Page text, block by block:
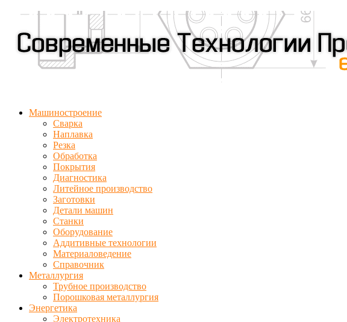
Машиностроение
Сварка
Наплавка
Резка
Обработка
Покрытия
Диагностика
Литейное производство
Заготовки
Детали машин
Станки
Оборудование
Аддитивные технологии
Материаловедение
Справочник
Металлургия
Трубное производство
Порошковая металлургия
Энергетика
Электротехника